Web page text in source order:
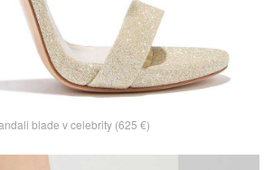
blade v celebrity (625 €)